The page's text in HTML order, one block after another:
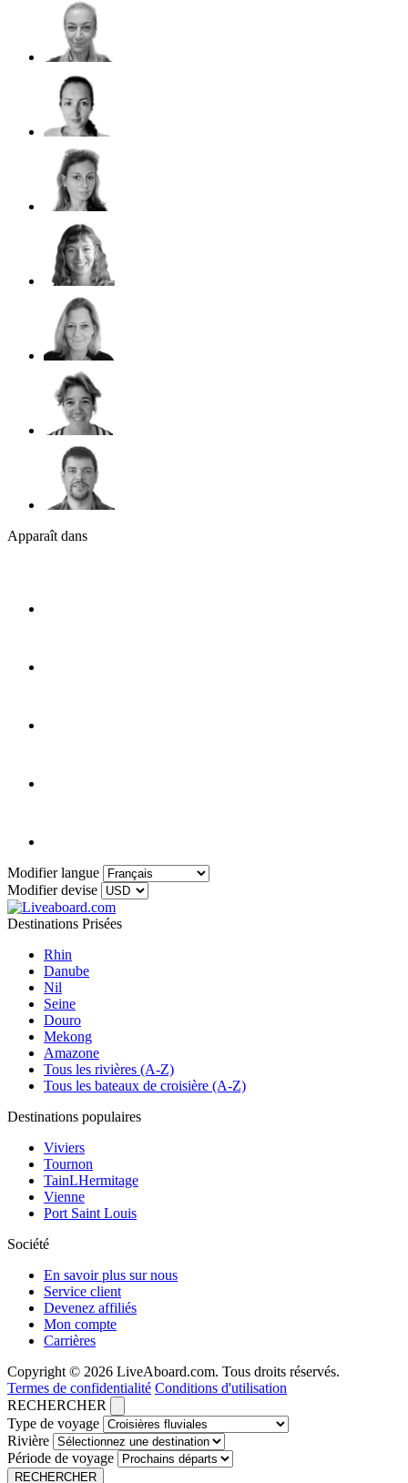
Apparaît dans
Modifier langue
Modifier devise
Destinations Prisées
Rhin
Danube
Nil
Seine
Douro
Mekong
Amazone
Tous les rivières (A-Z)
Tous les bateaux de croisière (A-Z)
Destinations populaires
Viviers
Tournon
TainLHermitage
Vienne
Port Saint Louis
Société
En savoir plus sur nous
Service client
Devenez affiliés
Mon compte
Carrières
Copyright © 2026 LiveAboard.com. Tous droits réservés.
Termes de confidentialité Conditions d'utilisation
RECHERCHER
Type de voyage
Rivière
Période de voyage
RECHERCHER